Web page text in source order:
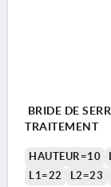
BRIDE DE
TRAITEMENT
HAUTEUR=10
L1=22
L2=23